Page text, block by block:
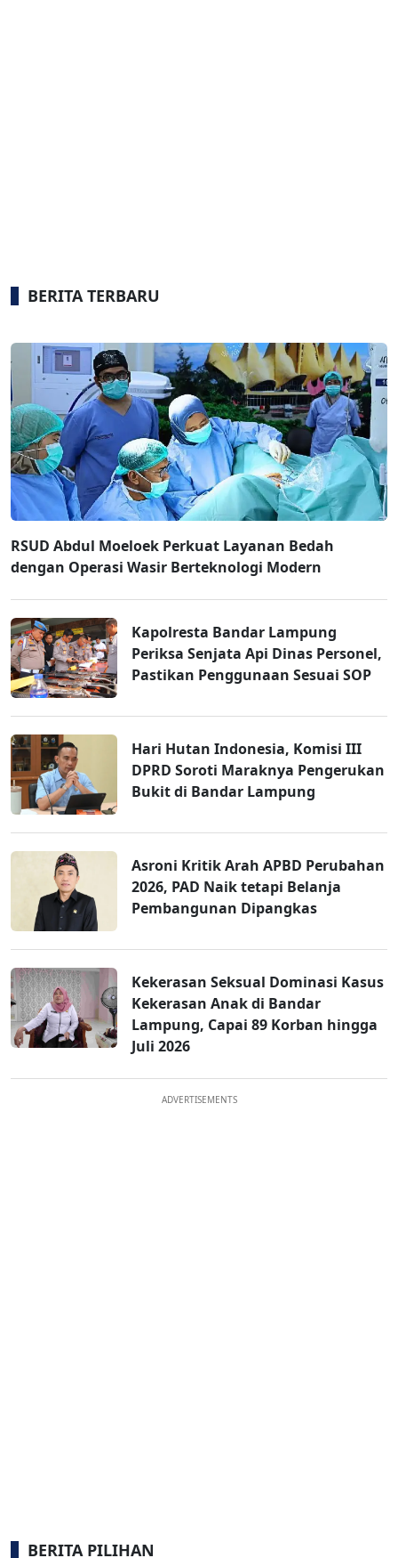
BERITA TERBARU
RSUD Abdul Moeloek Perkuat Layanan Bedah
dengan Operasi Wasir Berteknologi Modern
Kapolresta Bandar Lampung
Periksa Senjata Api Dinas Personel,
Pastikan Penggunaan Sesuai SOP
Hari Hutan Indonesia, Komisi III
DPRD Soroti Maraknya Pengerukan
Bukit di Bandar Lampung
Asroni Kritik Arah APBD Perubahan
2026, PAD Naik tetapi Belanja
Pembangunan Dipangkas
Kekerasan Seksual Dominasi Kasus
Kekerasan Anak di Bandar
Lampung, Capai 89 Korban hingga
Juli 2026
ADVERTISEMENTS
BERITA PILIHAN